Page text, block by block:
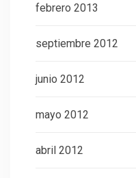
febrero 2013
septiembre 2012
junio 2012
mayo 2012
abril 2012